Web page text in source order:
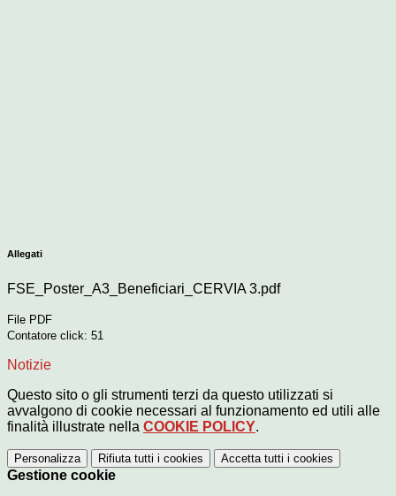
Allegati
FSE_Poster_A3_Beneficiari_CERVIA 3.pdf
File PDF
Contatore click: 51
Notizie
Questo sito o gli strumenti terzi da questo utilizzati si
avvalgono di cookie necessari al funzionamento ed utili alle
finalità illustrate nella COOKIE POLICY.
Personalizza Rifiuta tutti i cookies Accetta tutti i cookies
Gestione cookie